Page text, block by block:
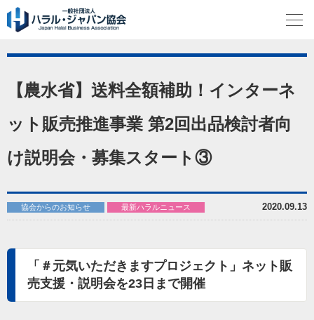
【農水省】送料全額補助！インターネ
ット販売推進事業 第2回出品検討者向
け説明会・募集スタート③
2020.09.13
協会からのお知らせ 最新ハラルニュース
「＃元気いただきますプロジェクト」ネット販
売支援・説明会を23日まで開催